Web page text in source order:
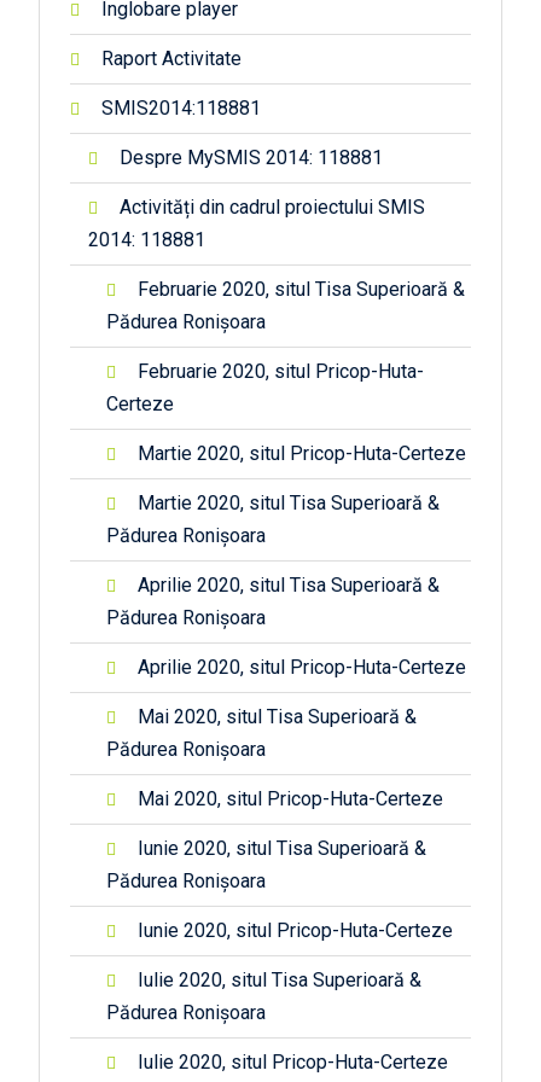
apele
Tisei
precu
masu
ratori
de
temp
e
Înglobare player
Raport Activitate
SMIS2014:118881
Despre MySMIS 2014: 118881
Activități din cadrul proiectului SMIS
2014: 118881
Februarie 2020, situl Tisa Superioară &
Pădurea Ronișoara
Februarie 2020, situl Pricop-Huta-
Certeze
Martie 2020, situl Pricop-Huta-Certeze
Martie 2020, situl Tisa Superioară &
Pădurea Ronișoara
Aprilie 2020, situl Tisa Superioară &
Pădurea Ronișoara
Aprilie 2020, situl Pricop-Huta-Certeze
Mai 2020, situl Tisa Superioară &
Pădurea Ronișoara
Mai 2020, situl Pricop-Huta-Certeze
Iunie 2020, situl Tisa Superioară &
Pădurea Ronișoara
Iunie 2020, situl Pricop-Huta-Certeze
Iulie 2020, situl Tisa Superioară &
Pădurea Ronișoara
Iulie 2020, situl Pricop-Huta-Certeze